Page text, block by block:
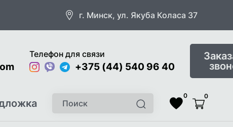
г. Минск, ул. Якуба Коласа 37
Телефон для связи
Instagram
ViberTelegram
+375 (44) 540 96 40
Список
0
Корзина
0